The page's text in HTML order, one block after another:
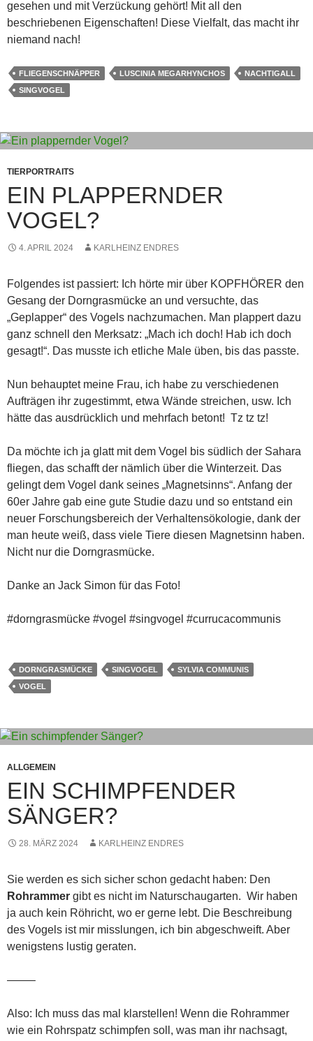
gesehen und mit Verzückung gehört! Mit all den
beschriebenen Eigenschaften! Diese Vielfalt, das macht ihr
niemand nach!
FLIEGENSCHNÄPPER LUSCINIA MEGARHYNCHOS
NACHTIGALL
SINGVOGEL
TIERPORTRAITS
EIN PLAPPERNDER
VOGEL?
4. APRIL 2024 KARLHEINZ ENDRES
Folgendes ist passiert: Ich hörte mir über KOPFHÖRER den
Gesang der Dorngrasmücke an und versuchte, das
„Geplapper“ des Vogels nachzumachen. Man plappert dazu
ganz schnell den Merksatz: „Mach ich doch! Hab ich doch
gesagt!“. Das musste ich etliche Male üben, bis das passte.
Nun behauptet meine Frau, ich habe zu verschiedenen
Aufträgen ihr zugestimmt, etwa Wände streichen, usw. Ich
hätte das ausdrücklich und mehrfach betont! Tz tz tz!
Da möchte ich ja glatt mit dem Vogel bis südlich der Sahara
fliegen, das schafft der nämlich über die Winterzeit. Das
gelingt dem Vogel dank seines „Magnetsinns“. Anfang der
60er Jahre gab eine gute Studie dazu und so entstand ein
neuer Forschungsbereich der Verhaltensökologie, dank der
man heute weiß, dass viele Tiere diesen Magnetsinn haben.
Nicht nur die Dorngrasmücke.
Danke an Jack Simon für das Foto!
#dorngrasmücke #vogel #singvogel #currucacommunis
DORNGRASMÜCKE SINGVOGEL
SYLVIA COMMUNIS
VOGEL
ALLGEMEIN
EIN SCHIMPFENDER
SÄNGER?
28. MÄRZ 2024 KARLHEINZ ENDRES
Sie werden es sich sicher schon gedacht haben: Den
Rohrammer gibt es nicht im Naturschaugarten. Wir haben
ja auch kein Röhricht, wo er gerne lebt. Die Beschreibung
des Vogels ist mir misslungen, ich bin abgeschweift. Aber
wenigstens lustig geraten.
——–
Also: Ich muss das mal klarstellen! Wenn die Rohrammer
wie ein Rohrspatz schimpfen soll, was man ihr nachsagt,